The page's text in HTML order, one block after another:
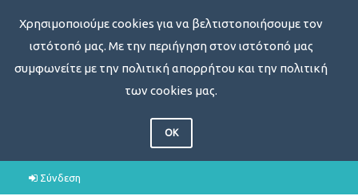
Χρησιμοποιούμε cookies για να βελτιστοποιήσουμε τον
ιστότοπό μας. Με την περιήγηση στον ιστότοπό μας
συμφωνείτε με την πολιτική απορρήτου και την πολιτική
των cookies μας.
OK
Σύνδεση